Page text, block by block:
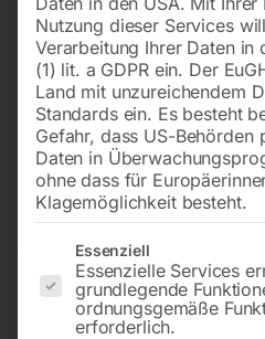
ALU-
D 100 / 0,8 mm / 0,5 kg1 Stk.
Nutzung dieser Services
Verarbeitung Ihrer Daten in
(1) lit. a GDPR ein. Der
Land mit unzureichendem
Standards ein. Es besteht
Gefahr, dass US-Behörden
Daten in
ohne dass für
Klagemöglichkeit besteht.
Es folgt eine Liste der
Essenziell
Essenzielle Services
grundlegende
ordnungsgemäße
erforderlich.